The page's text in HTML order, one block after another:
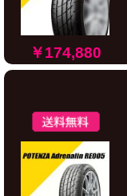
￥174,880